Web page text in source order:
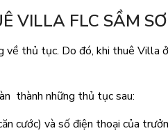
VILLA FLC SẦM
về thủ tục. Do đó, khi thuê Villa
thành những thủ tục sau:
cước) và số điện thoại của